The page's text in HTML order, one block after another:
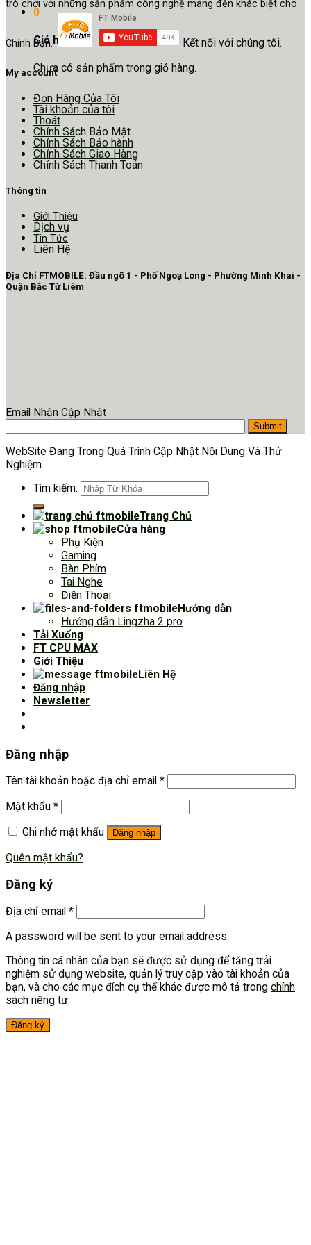
0
Giỏ hàng
Chưa có sản phẩm trong giỏ hàng.
trò chơi với những sản phẩm công nghệ mang đến khác biệt cho
Chính Bạn. Kết nối với chúng tôi.
My account
Đơn Hàng Của Tôi
Tài khoản của tôi
Thoát
Chính Sách Bảo Mật
Chính Sách Bảo hành
Chính Sách Giao Hàng
Chính Sách Thanh Toán
Thông tin
Giới Thiệu
Dịch vụ
Tin Tức
Liên Hệ
Địa Chỉ FTMOBILE: Đầu ngõ 1 - Phố Ngoạ Long - Phường Minh Khai -
Quận Bắc Từ Liêm
Email Nhận Cập Nhật
WebSite Đang Trong Quá Trình Cập Nhật Nội Dung Và Thử
Nghiệm.
Tìm kiếm:
Trang Chủ
Cửa hàng
Phụ Kiện
Gaming
Bàn Phím
Tai Nghe
Điện Thoại
Hướng dẫn
Hướng dẫn Lingzha 2 pro
Tải Xuống
FT CPU MAX
Giới Thiệu
Liên Hệ
Đăng nhập
Newsletter
Đăng nhập
Tên tài khoản hoặc địa chỉ email *
Mật khẩu *
Ghi nhớ mật khẩu
Đăng nhập
Quên mật khẩu?
Đăng ký
Địa chỉ email *
A password will be sent to your email address.
Thông tin cá nhân của bạn sẽ được sử dụng để tăng trải
nghiệm sử dụng website, quản lý truy cập vào tài khoản của
bạn, và cho các mục đích cụ thể khác được mô tả trong chính
sách riêng tư.
Đăng ký